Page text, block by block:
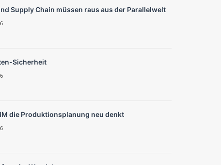
Supply Chain müssen raus aus der Parallelwelt
Sicherheit
die Produktionsplanung neu denkt